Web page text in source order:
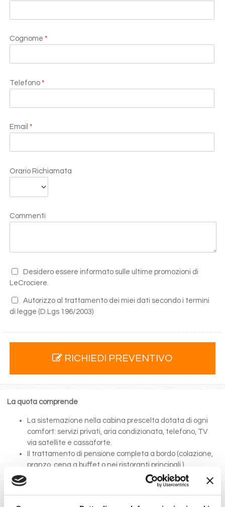
Cognome *
Telefono *
Email *
Orario Richiamata
Commenti
Desidero essere informato sulle ultime promozioni di
LeCrociere.
Autorizzo al trattamento dei miei dati secondo i termini
di legge (D.Lgs 196/2003)
RICHIEDI PREVENTIVO
La quota comprende
La sistemazione nella cabina prescelta dotata di ogni
comfort: servizi privati, aria condizionata, telefono, TV
via satellite e cassaforte.
Il trattamento di pensione completa a bordo (colazione,
pranzo, cena a buffet o nei ristoranti principali ).
Bevande a dispenser, serata di Gala con menù
La partecipazione a tutte le attività di animazione